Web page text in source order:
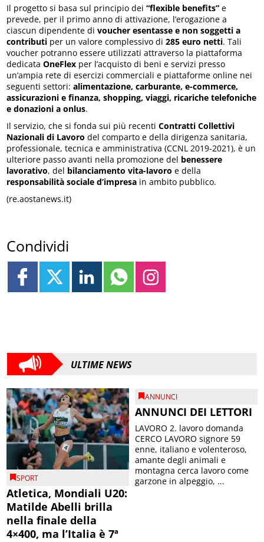
Il progetto si basa sul principio dei“flexible benefits” e
prevede, per il primo anno di attivazione, l’erogazione a
ciascun dipendente divoucher esentasse e non soggetti a
contributi per un valore complessivo di285 euro netti. Tali
voucher potranno essere utilizzati attraverso la piattaforma
dedicataOneFlex per l’acquisto di beni e servizi presso
un’ampia rete di esercizi commerciali e piattaforme online nei
seguenti settori:alimentazione, carburante, e-commerce,
assicurazioni e finanza, shopping, viaggi, ricariche telefoniche
e donazioni a onlus.
Il servizio, che si fonda sui più recentiContratti Collettivi
Nazionali di Lavoro del comparto e della dirigenza sanitaria,
professionale, tecnica e amministrativa (CCNL 2019-2021), è un
ulteriore passo avanti nella promozione del benessere
lavorativo, del bilanciamento vita-lavoro e della
responsabilità sociale d’impresa in ambito pubblico.
(re.aostanews.it)
Condividi
ULTIME NEWS
SPORT
Atletica, Mondiali U20:
Matilde Abelli brilla
nella finale della
4×400, ma l’Italia è 7ª
ANNUNCI
ANNUNCI DEI LETTORI
LAVORO 2. lavoro domanda
CERCO LAVORO signore 59
enne, italiano e volenteroso,
amante degli animali e
montagna cerca lavoro come
garzone in alpeggio, ...